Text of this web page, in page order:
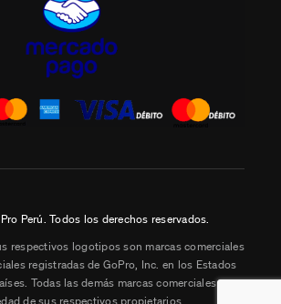
Perú. Todos los derechos reservados.
respectivos logotipos son marcas comerciales
registradas de GoPro, Inc. en los Estados
Todas las demás marcas comerciales son
de sus respectivos propietarios.